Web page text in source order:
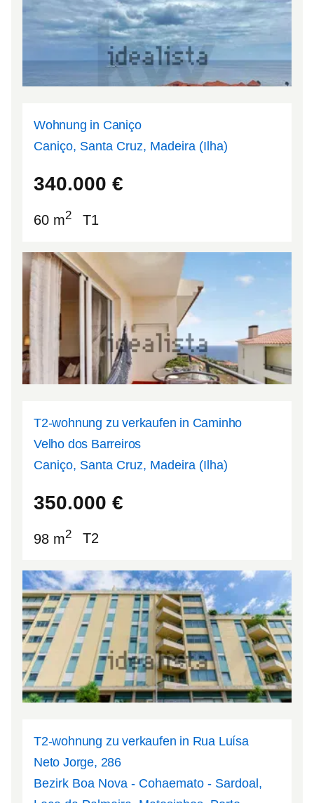
Wohnung in Caniço
Caniço, Santa Cruz, Madeira (Ilha)
340.000 €
60 m2 T1
T2-wohnung zu verkaufen in Caminho
Velho dos Barreiros
Caniço, Santa Cruz, Madeira (Ilha)
350.000 €
98 m2 T2
T2-wohnung zu verkaufen in Rua Luísa
Neto Jorge, 286
Bezirk Boa Nova - Cohaemato - Sardoal,